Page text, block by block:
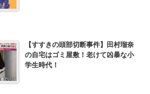
【すすきの頭部切断事件】田村瑠奈
の自宅はゴミ屋敷！老けて凶暴な小
学生時代！